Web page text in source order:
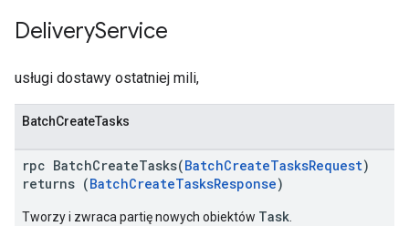
DeliveryService
usługi dostawy ostatniej mili,
BatchCreateTasks
rpc BatchCreateTasks(BatchCreateTasksRequest)
returns (BatchCreateTasksResponse)
Tworzy i zwraca partię nowych obiektów Task